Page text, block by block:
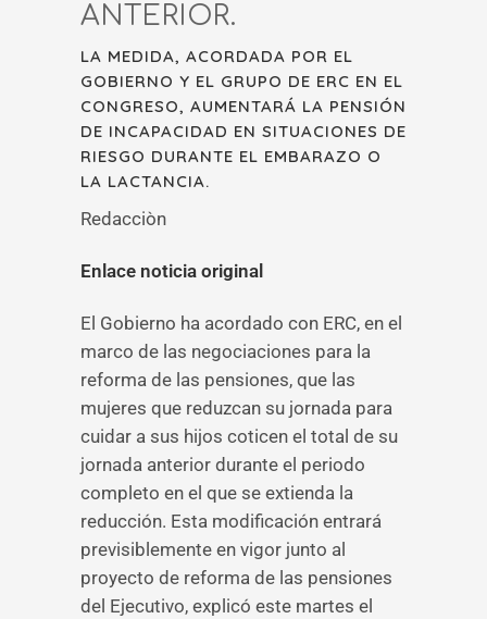
ANTERIOR.
LA MEDIDA, ACORDADA POR EL
GOBIERNO Y EL GRUPO DE ERC EN EL
CONGRESO, AUMENTARÁ LA PENSIÓN
DE INCAPACIDAD EN SITUACIONES DE
RIESGO DURANTE EL EMBARAZO O
LA LACTANCIA.
Redacciòn
Enlace noticia original
El Gobierno ha acordado con ERC, en el
marco de las negociaciones para la
reforma de las pensiones, que las
mujeres que reduzcan su jornada para
cuidar a sus hijos coticen el total de su
jornada anterior durante el periodo
completo en el que se extienda la
reducción. Esta modificación entrará
previsiblemente en vigor junto al
proyecto de reforma de las pensiones
del Ejecutivo, explicó este martes el